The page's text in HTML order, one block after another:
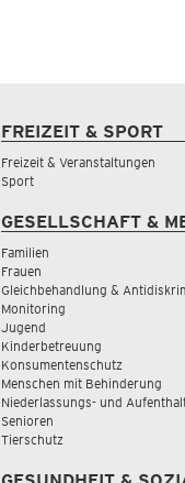
FREIZEIT & SPORT
Freizeit & Veranstaltungen
Sport
GESELLSCHAFT &
Familien
Frauen
Gleichbehandlung &
Monitoring
Jugend
Kinderbetreuung
Konsumentenschutz
Menschen mit Behinderung
Niederlassungs- und
Senioren
Tierschutz